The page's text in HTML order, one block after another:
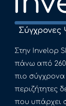
Στην Invelop
πάνω από 2600
πιο σύγχρονα
περιζήτητες
που υπάρχει